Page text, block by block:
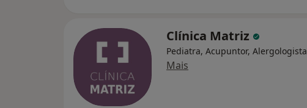
Clínica Matriz
Pediatra, Acupuntor, Alergologista
Mais